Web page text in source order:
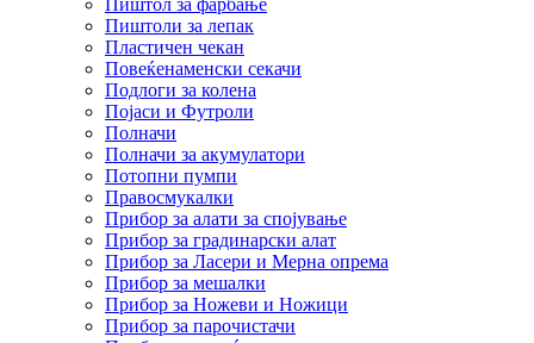
Пиштоли за лепак
Пластичен чекан
Повеќенаменски секачи
Подлоги за колена
Појаси и Футроли
Полначи
Полначи за акумулатори
Потопни пумпи
Правосмукалки
Прибор за алати за спојување
Прибор за градинарски алат
Прибор за Ласери и Мерна опрема
Прибор за мешалки
Прибор за Ножеви и Ножици
Прибор за парочистачи